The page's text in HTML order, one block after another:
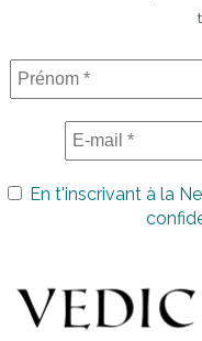
En t'inscrivant à la